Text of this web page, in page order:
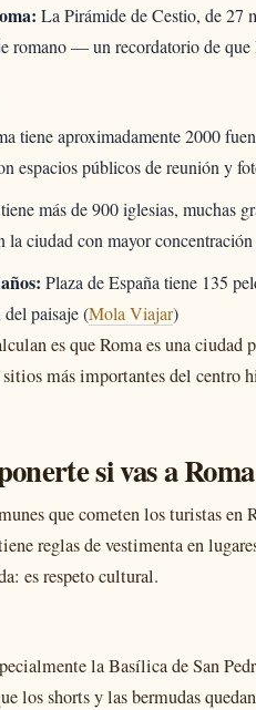
La Pirámide de Cestio, de 27
romano — un recordatorio de
tiene aproximadamente 2000
espacios públicos de reunión y
más de 900 iglesias, muchas
la ciudad con mayor
Plaza de España tiene 135
paisaje (Mola Viajar)
es que Roma es una ciudad
más importantes del centro
si vas a
que cometen los turistas
reglas de vestimenta en
es respeto cultural.
la Basílica de San
los shorts y las bermudas